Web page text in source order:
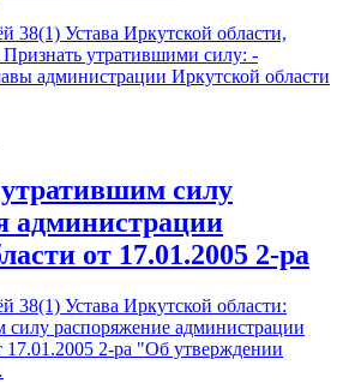
38(1) Устава Иркутской области,
утратившими силу: -
администрации Иркутской области
силу
администрации
от 17.01.2005 2-ра
38(1) Устава Иркутской области:
силу распоряжение администрации
17.01.2005 2-ра "Об утверждении